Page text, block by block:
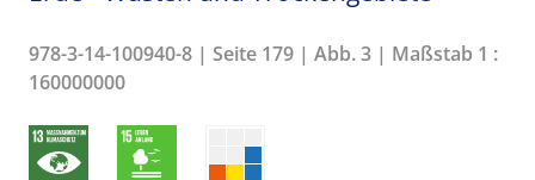
978-3-14-100940-8 | Seite 179 | Abb. 3 | Maßstab 1 :
160000000